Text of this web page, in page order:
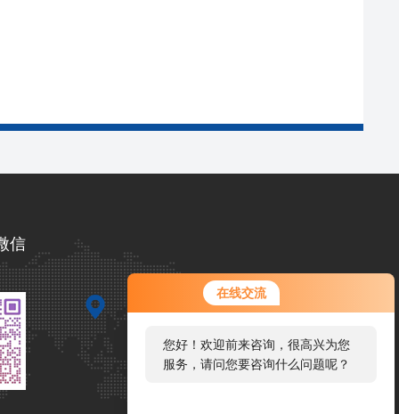
在线交流
您好！欢迎前来咨询，很高兴为您
服务，请问您要咨询什么问题呢？
信